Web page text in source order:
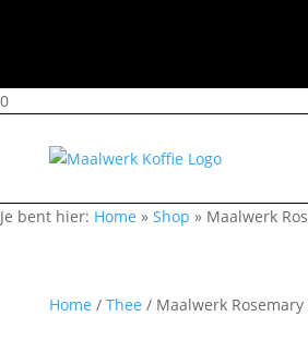
0
Je bent hier: Home » Shop » Maalwerk
Home / Thee / Maalwerk